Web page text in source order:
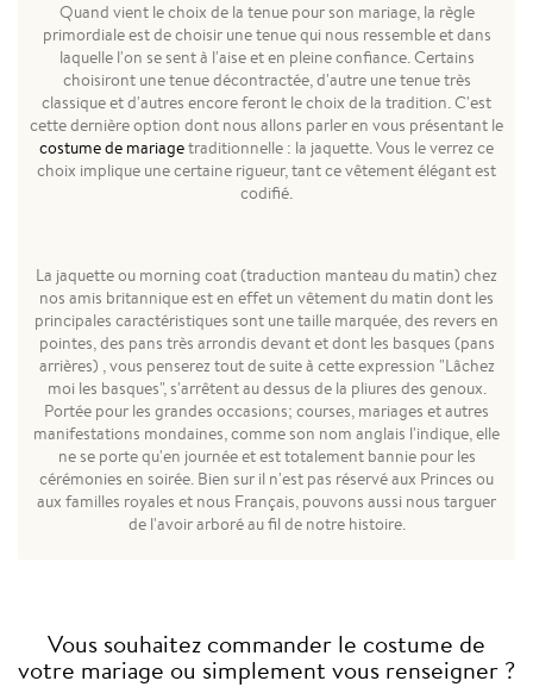
Quand vient le choix de la tenue pour son mariage, la règle
primordiale est de choisir une tenue qui nous ressemble et dans
laquelle l'on se sent à l'aise et en pleine confiance. Certains
choisiront une tenue décontractée, d'autre une tenue très
classique et d'autres encore feront le choix de la tradition. C'est
cette dernière option dont nous allons parler en vous présentant le
costume de mariagetraditionnelle : la jaquette. Vous le verrez ce
choix implique une certaine rigueur, tant ce vêtement élégant est
codifié.
La jaquette ou morning coat (traduction manteau du matin) chez
nos amis britannique est en effet un vêtement du matin dont les
principales caractéristiques sont une taille marquée, des revers en
pointes, des pans très arrondis devant et dont les basques (pans
arrières) , vous penserez tout de suite à cette expression "Lâchez
moi les basques", s'arrêtent au dessus de la pliures des genoux.
Portée pour les grandes occasions; courses, mariages et autres
manifestations mondaines, comme son nom anglais l'indique, elle
ne se porte qu'en journée et est totalement bannie pour les
cérémonies en soirée. Bien sur il n'est pas réservé aux Princes ou
aux familles royales et nous Français, pouvons aussi nous targuer
de l'avoir arboré au fil de notre histoire.
Vous souhaitez commander le costume de
votre mariage ou simplement vous renseigner ?